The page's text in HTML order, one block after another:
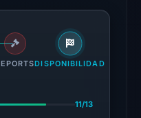
DISPONIBILIDAD
11/13